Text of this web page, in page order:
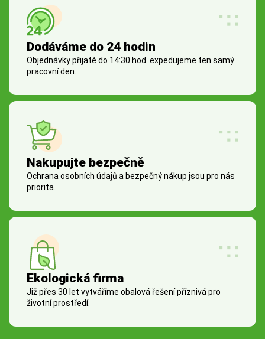
Dodáváme do 24 hodin
Objednávky přijaté do 14:30 hod. expedujeme ten samý
pracovní den.
Nakupujte bezpečně
Ochrana osobních údajů a bezpečný nákup jsou pro nás
priorita.
Ekologická firma
Již přes 30 let vytváříme obalová řešení příznivá pro
životní prostředí.